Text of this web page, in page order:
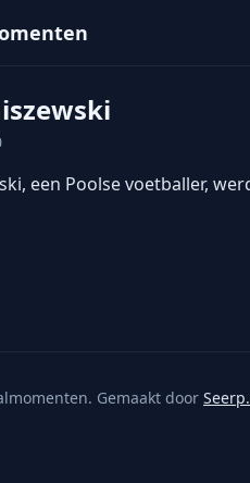
een Poolse voetballer,
Gemaakt door